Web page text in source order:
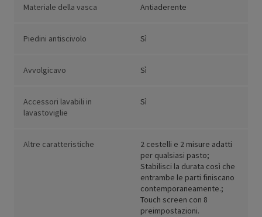
Materiale della vasca Antiaderente
Piedini antiscivolo Sì
Avvolgicavo Sì
Accessori lavabili in
lavastoviglie
Sì
Altre caratteristiche
2 cestelli e 2 misure adatti
per qualsiasi pasto;
Stabilisci la durata così che
entrambe le parti finiscano
contemporaneamente.;
Touch screen con 8
preimpostazioni.